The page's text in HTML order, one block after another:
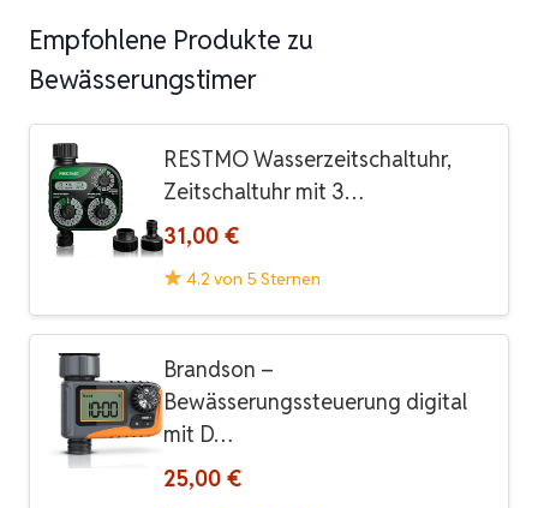
Empfohlene Produkte zu
Bewässerungstimer
RESTMO Wasserzeitschaltuhr,
Zeitschaltuhr mit 3…
31,00 €
4.2 von 5 Sternen
Brandson –
Bewässerungssteuerung digital
mit D…
25,00 €